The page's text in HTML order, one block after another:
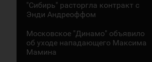
"Сибирь" расторгла контракт с
Энди Андреоффом
Московское "Динамо" объявило
об уходе нападающего Максима
Мамина